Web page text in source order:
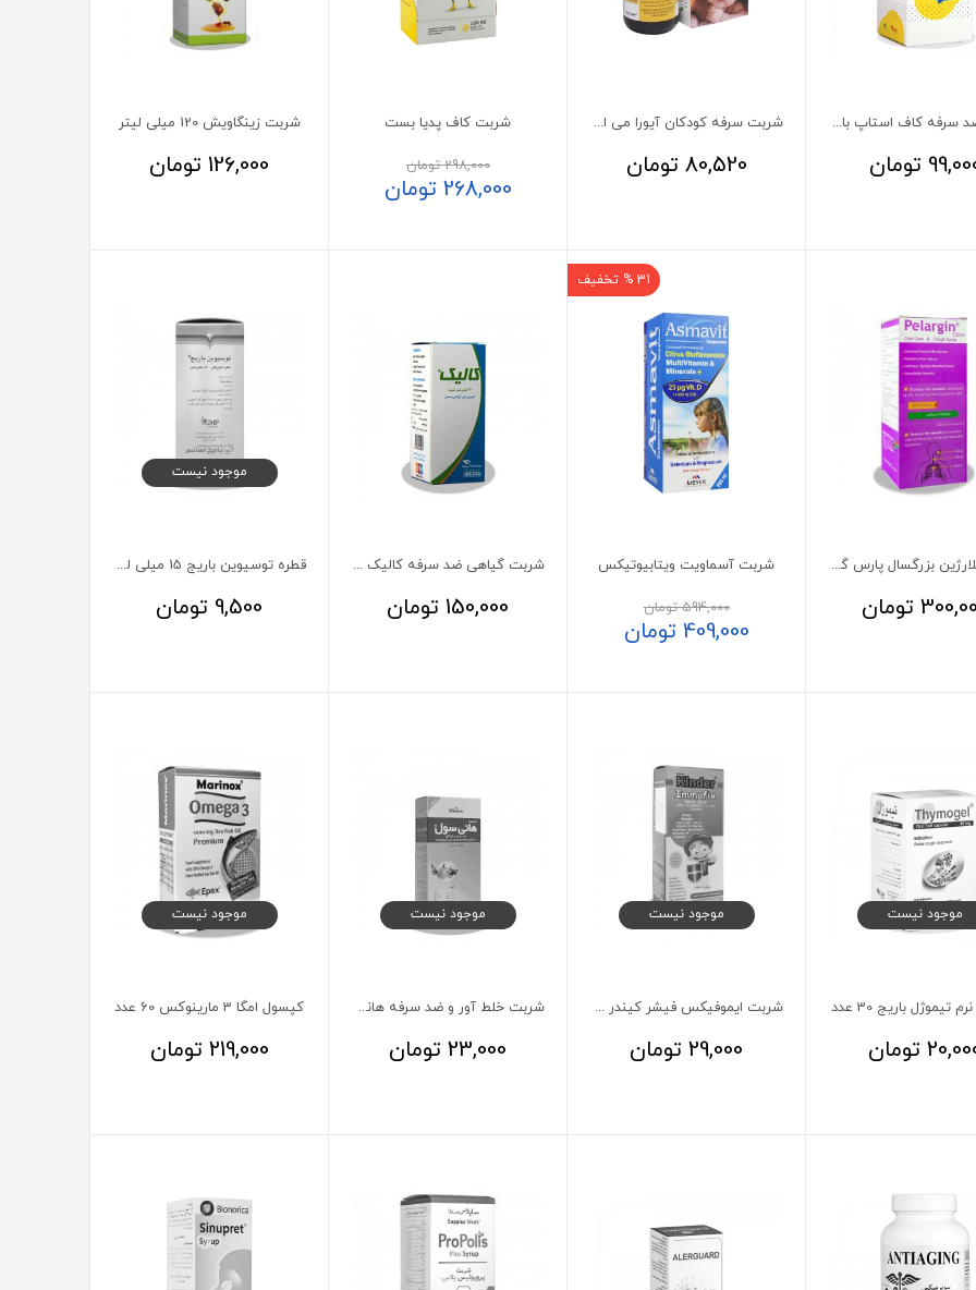
شربت ضد سرفه کاف استاپ باریج 60 میلی لیتر
تومان
شربت سرفه کودکان آیورا می اهورا دارو
80,520 تومان
شربت کاف پدیا بست
298,000تومان
268,000 تومان
شربت زینگاویش 120 میلی لیتر
126,000 تومان
شربت پلارژین بزرگسال پارس گیتا دارو 120 میلی لیتر
تومان
31 % تخفیف
شربت آسماویت ویتابیوتیکس
594,000تومان
409,000 تومان
شربت گیاهی ضد سرفه کالیک نوتک فار
150,000 تومان
موجود نیست
قطره توسیوین باریج 15 میلی لیتر
9,500 تومان
موجود نیست
تیموژل باریج 30 عدد
تومان
موجود نیست
شربت ایموفیکس فیشر کیندر 150میلی لیتر
29,000تومان
موجود نیست
شربت خلط آور و ضد سرفه هانی سول پلانتا 120 میلی لیتر
23,000تومان
موجود نیست
کپسول امگا 3 مارینوکس 60 عدد
219,000 تومان